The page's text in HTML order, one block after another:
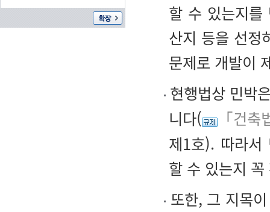
할 수 있는지를
산지 등을 선정
문제로 개발이
현행법상 민박
니다(
「건
제1호). 따라서
할 수 있는지
또한, 그 지목